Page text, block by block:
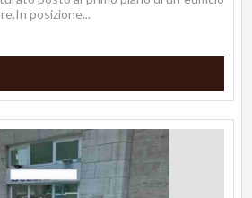
posizione...